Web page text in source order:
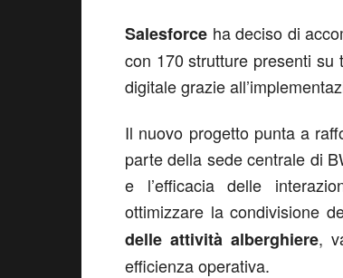
Salesforce ha deciso di
con 170 strutture presenti
digitale grazie
Il nuovo progetto punta a
parte della sede centrale di
e l’efficacia delle
ottimizzare la condivisione
delle attività alberghiere,
efficienza operativa.